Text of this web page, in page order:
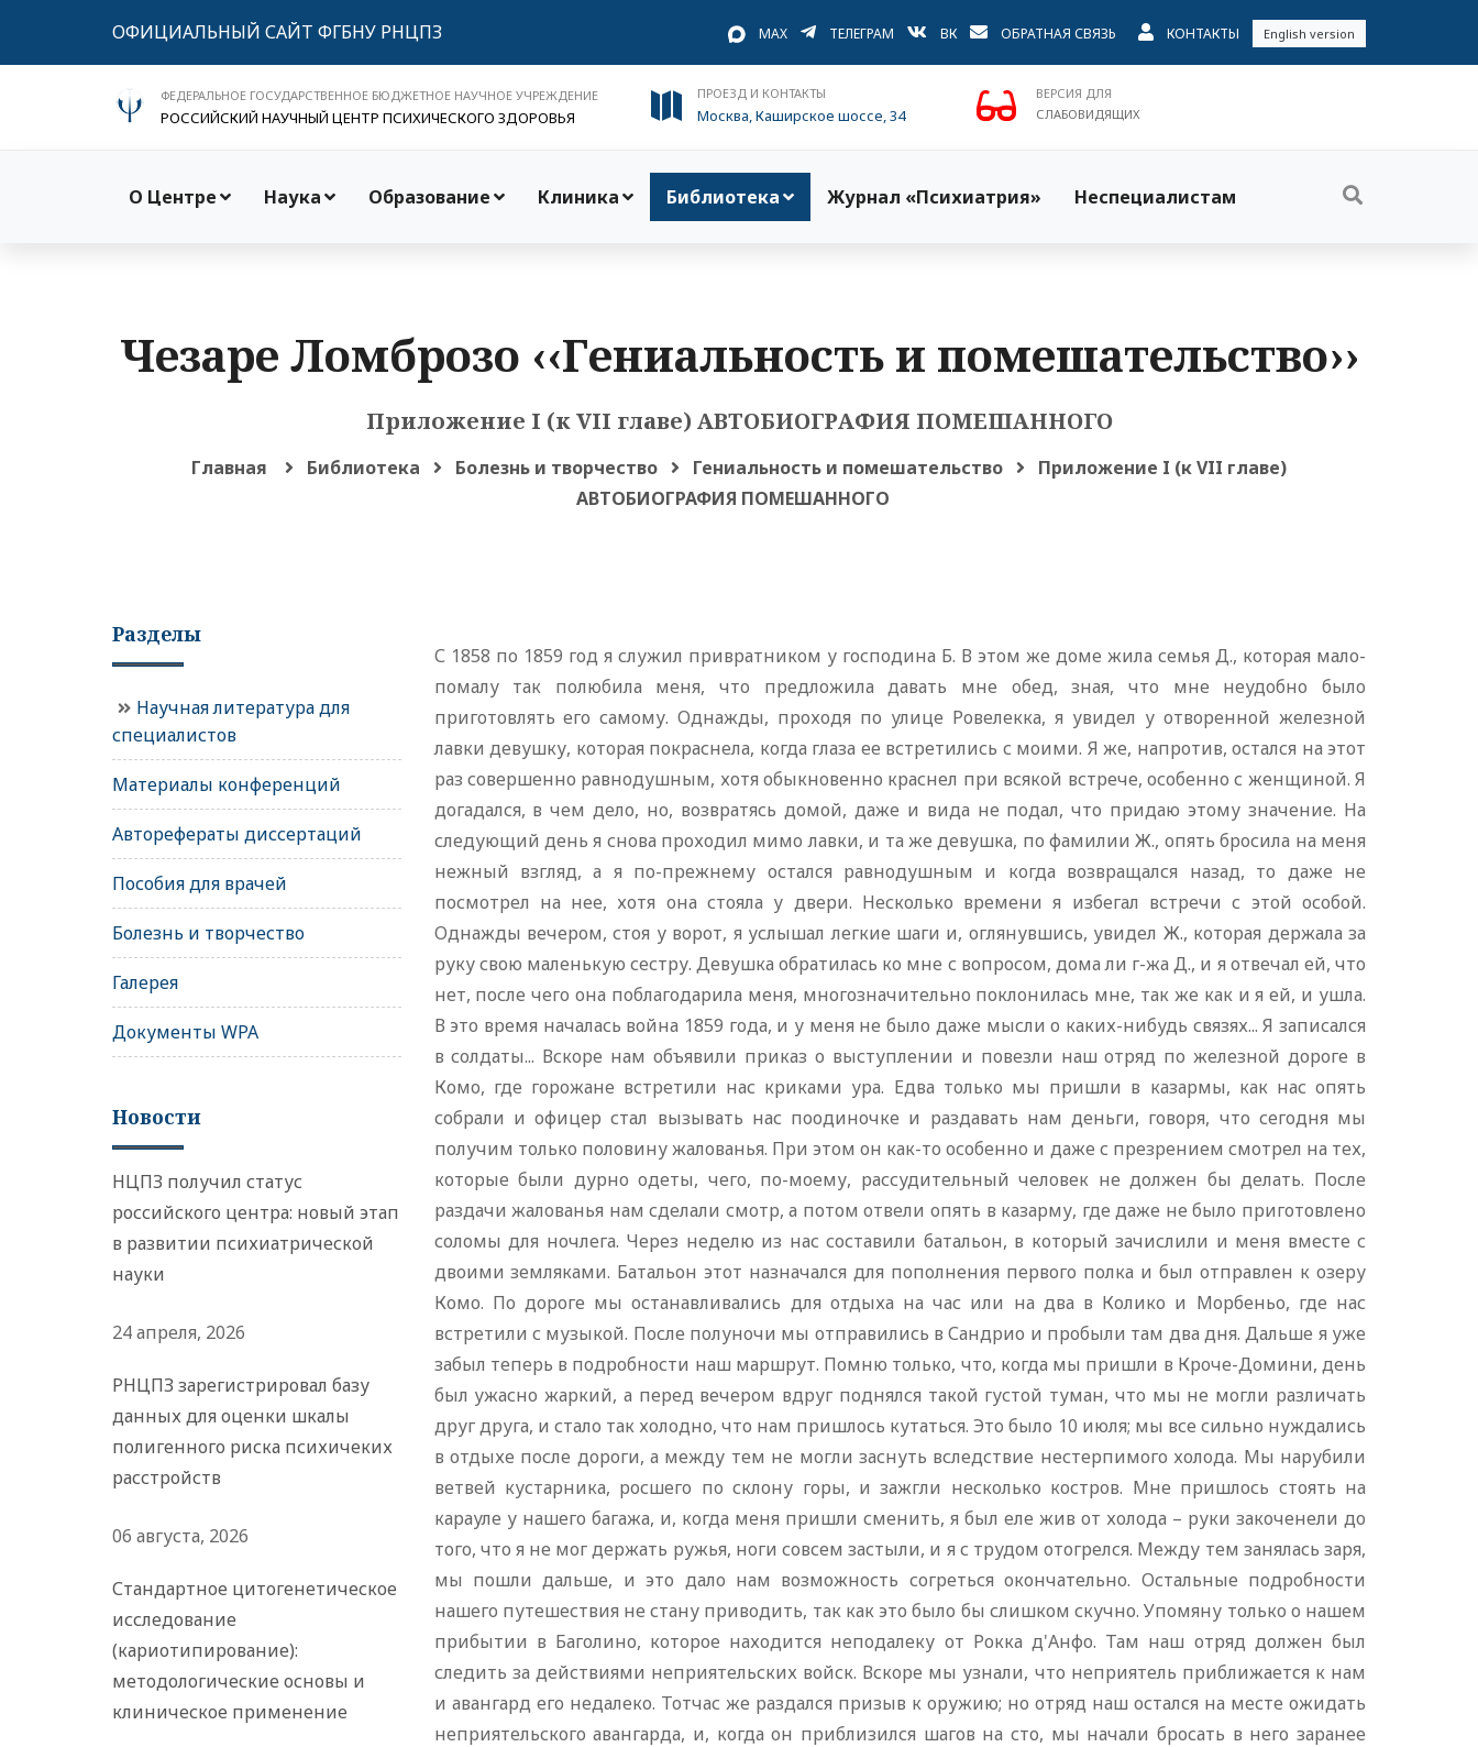
ОФИЦИАЛЬНЫЙ САЙТ ФГБНУ РНЦПЗ MAX ТЕЛЕГРАМ ВК ОБРАТНАЯ СВЯЗЬ КОНТАКТЫ English version
ФЕДЕРАЛЬНОЕ ГОСУДАРСТВЕННОЕ БЮДЖЕТНОЕ НАУЧНОЕ УЧРЕЖДЕНИЕ
РОССИЙСКИЙ НАУЧНЫЙ ЦЕНТР ПСИХИЧЕСКОГО ЗДОРОВЬЯ
ПРОЕЗД И КОНТАКТЫ
Москва, Каширское шоссе, 34
ВЕРСИЯ ДЛЯ
СЛАБОВИДЯЩИХ
О Центре Наука Образование Клиника Библиотека Журнал «Психиатрия» Неспециалистам
Чезаре Ломброзо ‹‹Гениальность и помешательство››
Приложение I (к VII главе) АВТОБИОГРАФИЯ ПОМЕШАННОГО
Главная Библиотека Болезнь и творчество Гениальность и помешательство
Приложение I (к VII главе)
АВТОБИОГРАФИЯ ПОМЕШАННОГО
С 1858 по 1859 год я служил привратником у господина Б. В этом же доме жила семья Д., которая мало-
помалу так полюбила меня, что предложила давать мне обед, зная, что мне неудобно было
приготовлять его самому. Однажды, проходя по улице Ровелекка, я увидел у отворенной железной
лавки девушку, которая покраснела, когда глаза ее встретились с моими. Я же, напротив, остался на этот
раз совершенно равнодушным, хотя обыкновенно краснел при всякой встрече, особенно с женщиной. Я
догадался, в чем дело, но, возвратясь домой, даже и вида не подал, что придаю этому значение. На
следующий день я снова проходил мимо лавки, и та же девушка, по фамилии Ж., опять бросила на меня
нежный взгляд, а я по-прежнему остался равнодушным и когда возвращался назад, то даже не
посмотрел на нее, хотя она стояла у двери. Несколько времени я избегал встречи с этой особой.
Однажды вечером, стоя у ворот, я услышал легкие шаги и, оглянувшись, увидел Ж., которая держала за
руку свою маленькую сестру. Девушка обратилась ко мне с вопросом, дома ли г-жа Д., и я отвечал ей, что
нет, после чего она поблагодарила меня, многозначительно поклонилась мне, так же как и я ей, и ушла.
В это время началась война 1859 года, и у меня не было даже мысли о каких-нибудь связях... Я записался
в солдаты... Вскоре нам объявили приказ о выступлении и повезли наш отряд по железной дороге в
Комо, где горожане встретили нас криками ура. Едва только мы пришли в казармы, как нас опять
собрали и офицер стал вызывать нас поодиночке и раздавать нам деньги, говоря, что сегодня мы
получим только половину жалованья. При этом он как-то особенно и даже с презрением смотрел на тех,
которые были дурно одеты, чего, по-моему, рассудительный человек не должен бы делать. После
раздачи жалованья нам сделали смотр, а потом отвели опять в казарму, где даже не было приготовлено
соломы для ночлега. Через неделю из нас составили батальон, в который зачислили и меня вместе с
двоими земляками. Батальон этот назначался для пополнения первого полка и был отправлен к озеру
Комо. По дороге мы останавливались для отдыха на час или на два в Колико и Морбеньо, где нас
встретили с музыкой. После полуночи мы отправились в Сандрио и пробыли там два дня. Дальше я уже
забыл теперь в подробности наш маршрут. Помню только, что, когда мы пришли в Кроче-Домини, день
был ужасно жаркий, а перед вечером вдруг поднялся такой густой туман, что мы не могли различать
друг друга, и стало так холодно, что нам пришлось кутаться. Это было 10 июля; мы все сильно нуждались
в отдыхе после дороги, а между тем не могли заснуть вследствие нестерпимого холода. Мы нарубили
ветвей кустарника, росшего по склону горы, и зажгли несколько костров. Мне пришлось стоять на
карауле у нашего багажа, и, когда меня пришли сменить, я был еле жив от холода – руки закоченели до
того, что я не мог держать ружья, ноги совсем застыли, и я с трудом отогрелся. Между тем занялась заря,
мы пошли дальше, и это дало нам возможность согреться окончательно. Остальные подробности
нашего путешествия не стану приводить, так как это было бы слишком скучно. Упомяну только о нашем
прибытии в Баголино, которое находится неподалеку от Рокка д'Анфо. Там наш отряд должен был
следить за действиями неприятельских войск. Вскоре мы узнали, что неприятель приближается к нам
и авангард его недалеко. Тотчас же раздался призыв к оружию; но отряд наш остался на месте ожидать
неприятельского авангарда, и, когда он приблизился шагов на сто, мы начали бросать в него заранее
Разделы
Научная литература для
специалистов
Материалы конференций
Авторефераты диссертаций
Пособия для врачей
Болезнь и творчество
Галерея
Документы WPA
Новости
НЦПЗ получил статус
российского центра: новый этап
в развитии психиатрической
науки
24 апреля, 2026
РНЦПЗ зарегистрировал базу
данных для оценки шкалы
полигенного риска психичеких
расстройств
06 августа, 2026
Стандартное цитогенетическое
исследование
(кариотипирование):
методологические основы и
клиническое применение